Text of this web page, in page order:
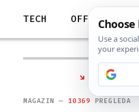
TECH OFF
MAGAZIN — 10369 PREGLEDA